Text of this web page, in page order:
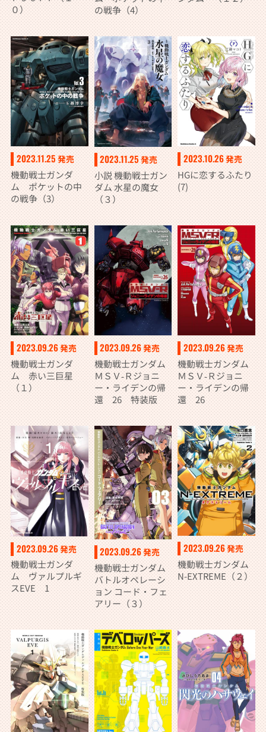
０）
の戦争（4）
2023.11.25 発売
機動戦士ガンダ
ム ポケットの中
の戦争（3）
2023.11.25 発売
小説 機動戦士ガン
ダム 水星の魔女
（３）
2023.10.26発売
HGに恋するふたり
(7)
2023.09.26発売
機動戦士ガンダ
ム 赤い三巨星
（１）
2023.09.26発売
機動戦士ガンダム
ＭＳＶ‐Ｒジョニ
ー・ライデンの帰
還 26 特装版
2023.09.26発売
機動戦士ガンダム
ＭＳＶ‐Ｒジョニ
ー・ライデンの帰
還 26
2023.09.26発売
機動戦士ガンダ
ム ヴァルプルギ
スEVE 1
2023.09.26発売
機動戦士ガンダム
バトルオペレーシ
ョン コード・フェ
アリー（３）
2023.09.26発売
機動戦士ガンダム
N-EXTREME（２）